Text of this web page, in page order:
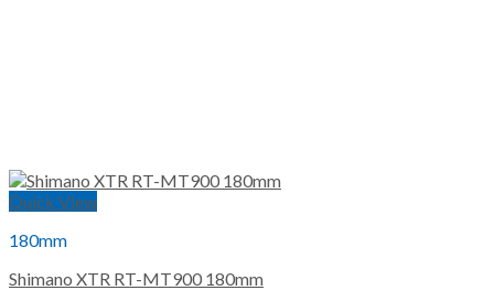
Quick View
180mm
Shimano XTR RT-MT900 180mm